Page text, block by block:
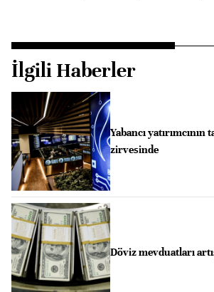
İlgili Haberler
Yabancı yatırımcının
zirvesinde
Döviz mevduatları